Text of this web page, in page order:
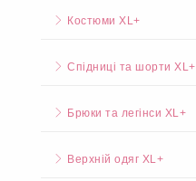
Костюми XL+
Спідниці та шорти XL+
Брюки та легінси XL+
Верхній одяг XL+